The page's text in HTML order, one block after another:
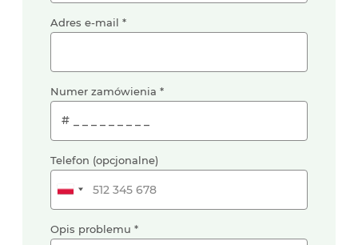
Adres e-mail
Numer zamówienia
#
Telefon (opcjonalne)
Opis problemu